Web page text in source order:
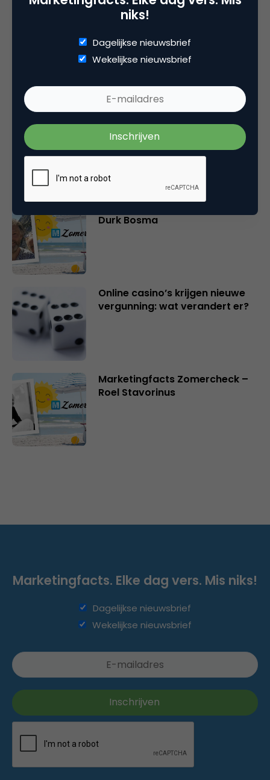
Je moetingelogd zijn opom een reactie te
Gerelateerde artikelen
Marketingfacts Zomercheck –
Vita Kovalenko
Durk Bosma
Online casino’s krijgen nieuwe
vergunning: wat verandert er?
Marketingfacts Zomercheck –
Roel Stavorinus
niks!
Dagelijkse nieuwsbrief
Wekelijkse nieuwsbrief
Marketingfacts. Elke dag vers. Mis niks!
Dagelijkse nieuwsbrief
Wekelijkse nieuwsbrief